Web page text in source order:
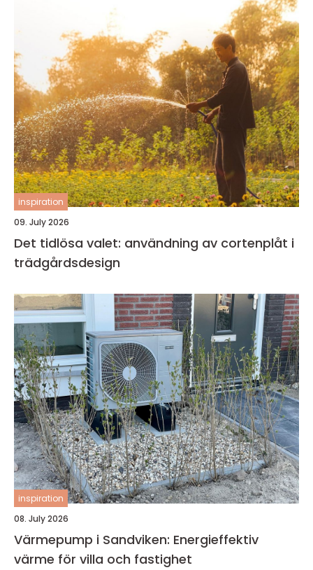
inspiration
09. July 2026
Det tidlösa valet: användning av cortenplåt i
trädgårdsdesign
inspiration
08. July 2026
Värmepump i Sandviken: Energieffektiv
värme för villa och fastighet